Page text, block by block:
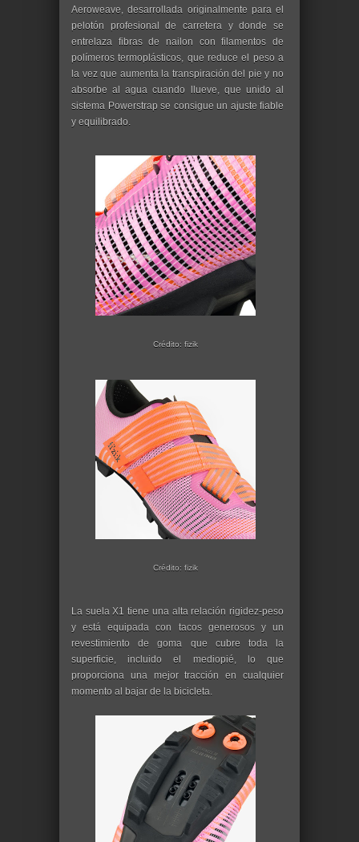
Aeroweave, desarrollada originalmente para el
pelotón profesional de carretera y donde se
entrelaza fibras de nailon con filamentos de
polímeros termoplásticos, que reduce el peso a
la vez que aumenta la transpiración del pie y no
absorbe al agua cuando llueve, que unido al
sistema Powerstrap se consigue un ajuste fiable
y equilibrado.
Crédito: fizik
Crédito: fizik
La suela X1 tiene una alta relación rigidez-peso
y está equipada con tacos generosos y un
revestimiento de goma que cubre toda la
superficie, incluido el mediopié, lo que
proporciona una mejor tracción en cualquier
momento al bajar de la bicicleta.